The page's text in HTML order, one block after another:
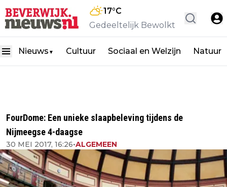
17°C
Gedeeltelijk Bewolkt
Nieuws ▼ Cultuur Sociaal en Welzijn Natuur
FourDome: Een unieke slaapbeleving tijdens de
Nijmeegse 4-daagse
30 MEI 2017, 16:26•ALGEMEEN